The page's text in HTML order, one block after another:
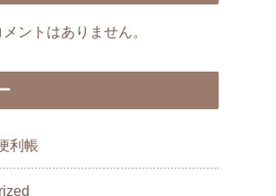
ントはありません。
利帳